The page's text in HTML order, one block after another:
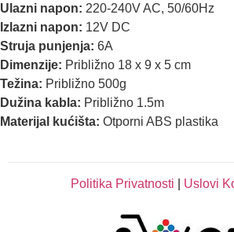
Ulazni napon: 220-240V AC, 50/60Hz
Izlazni napon: 12V DC
Struja punjenja: 6A
Dimenzije: Približno 18 x 9 x 5 cm
Težina: Približno 500g
Dužina kabla: Približno 1.5m
Materijal kućišta: Otporni ABS plastika
Politika Privatnosti Uslovi